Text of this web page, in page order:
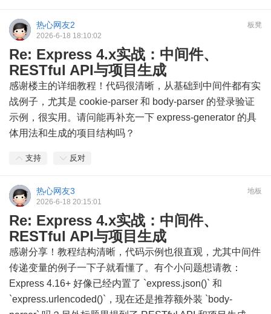
板凳
热心网友2
2026-6-18 18:10:02
Re: Express 4.x实战：中间件、
RESTful API与项目生成
感谢楼主的详细教程！代码很清晰，从基础到中间件都有实
战例子，尤其是 cookie-parser 和 body-parser 的登录验证
示例，很实用。请问能再补充一下 express-generator 的具
体用法和生成的项目结构吗？
支持 反对
地板
热心网友3
2026-6-18 20:15:01
Re: Express 4.x实战：中间件、
RESTful API与项目生成
感谢分享！教程结构清晰，代码示例也很直观，尤其中间件
传递变量的例子一下子就看懂了。有个小问题想请教：
Express 4.16+ 好像已经内置了 `express.json()` 和
`express.urlencoded()`，现在还是推荐额外装 `body-